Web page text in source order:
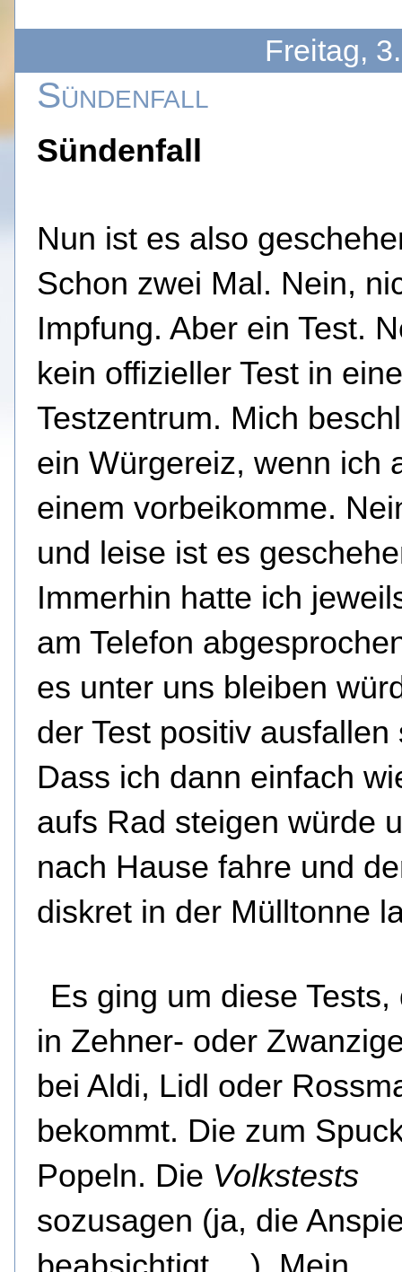
Freitag,
Sündenfall
Sündenfall
Nun ist es also
Schon zwei Mal. Nein,
Impfung. Aber ein Test.
kein offizieller Test in
Testzentrum. Mich
ein Würgereiz, wenn ich
einem vorbeikomme.
und leise ist es
Immerhin hatte ich
am Telefon
es unter uns bleiben
der Test positiv ausfallen
Dass ich dann einfach
aufs Rad steigen würde
nach Hause fahre und
diskret in der Mülltonne
Es ging um diese Tests,
in Zehner- oder
bei Aldi, Lidl oder
bekommt. Die zum
Popeln. Die Volkstests
sozusagen (ja, die